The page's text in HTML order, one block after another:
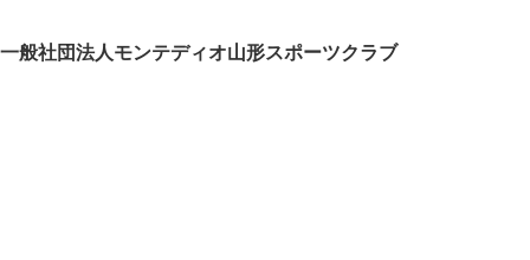
一般社団法人モンテディオ山形スポーツクラブ